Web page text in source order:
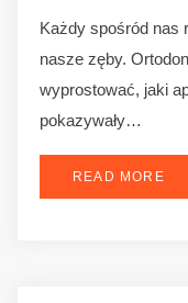
Każdy spośród nas
nasze zęby.
wyprostować, jaki
pokazywały…
READ MORE